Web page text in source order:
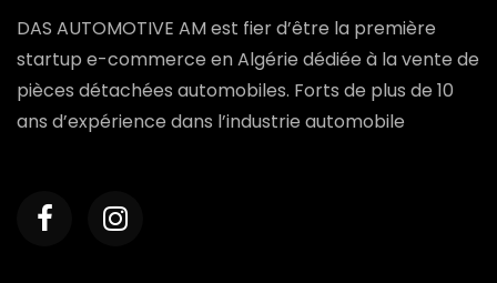
DAS AUTOMOTIVE AM est fier d’être la première
startup e-commerce en Algérie dédiée à la vente de
pièces détachées automobiles. Forts de plus de 10
ans d’expérience dans l’industrie automobile